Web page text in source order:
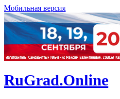
Мобильная версия
RuGrad.Online